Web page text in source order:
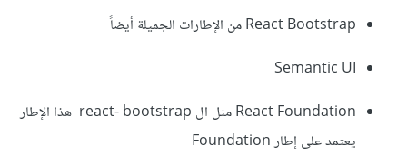
React Bootstrap من الإطارات الجميلة أيضاً
Semantic UI
React Foundation مثل ال react- bootstrap هذا الإطار
يعتمد على إطار Foundation